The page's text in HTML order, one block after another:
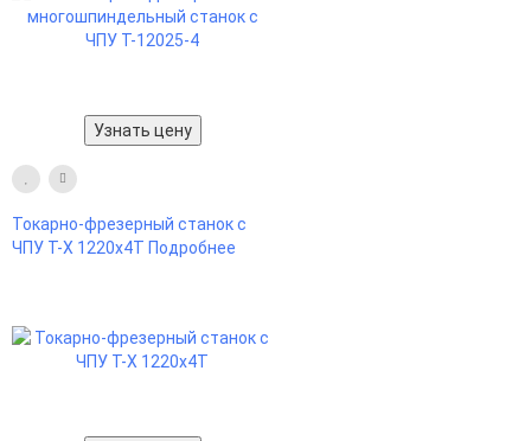
Узнать цену
Токарно-фрезерный станок с
ЧПУ Т-X 1220x4T Подробнее